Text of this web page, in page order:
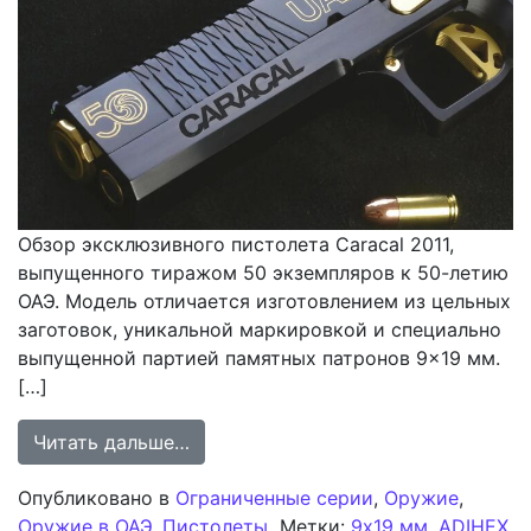
Обзор эксклюзивного пистолета Caracal 2011,
выпущенного тиражом 50 экземпляров к 50-летию
ОАЭ. Модель отличается изготовлением из цельных
заготовок, уникальной маркировкой и специально
выпущенной партией памятных патронов 9×19 мм.
[…]
Читать дальше…
Опубликовано в Ограниченные серии, Оружие,
Оружие в ОАЭ Пистолеты Метки: 9x19 мм ADIHEX